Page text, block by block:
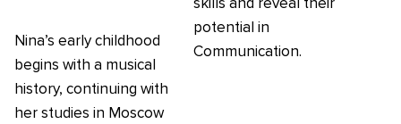
Nina’s early childhood
begins with a musical
history, continuing with
her studies in Moscow
potential in
Communication.